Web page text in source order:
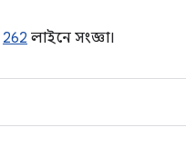
262 লাইনে সংজ্ঞা।